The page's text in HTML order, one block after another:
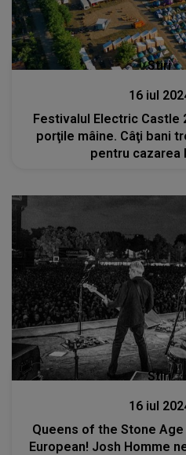
Stiri
16 iul
Festivalul Electric Castle
porţile mâine. Câţi bani
pentru cazarea
Stiri
16 iul
Queens of the Stone Age
European! Josh Homme